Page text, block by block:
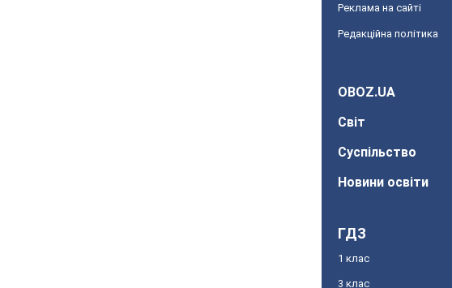
Реклама на сайті
Редакційна політика
OBOZ.UA
Світ
Суспільство
Новини освіти
ГДЗ
1 клас
3 клас